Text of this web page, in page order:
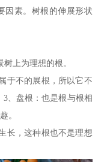
因素。树根的伸展形状
上为理想的根。
于不的展根，所以它不
、盘根：也是根与根相
。
长，这种根也不是理想